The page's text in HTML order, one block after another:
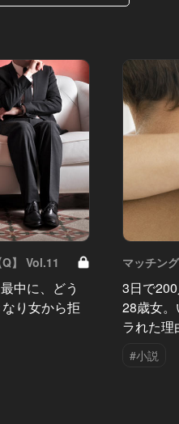
】 Vol.11
中に、どう
り女から拒
マッチン
3日で
28歳女
ラれた理
#小説